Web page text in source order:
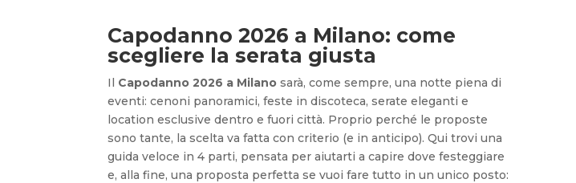
Capodanno 2026 a Milano: come
scegliere la serata giusta
Il Capodanno 2026 a Milano sarà, come sempre, una notte piena di
eventi: cenoni panoramici, feste in discoteca, serate eleganti e
location esclusive dentro e fuori città. Proprio perché le proposte
sono tante, la scelta va fatta con criterio (e in anticipo). Qui trovi una
guida veloce in 4 parti, pensata per aiutarti a capire dove festeggiare
e, alla fine, una proposta perfetta se vuoi fare tutto in un unico posto: